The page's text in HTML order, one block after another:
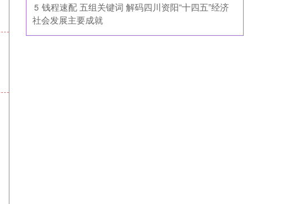
5 ​钱程速配 五组关键词 解码四川资阳“十四五”经济
社会发展主要成就